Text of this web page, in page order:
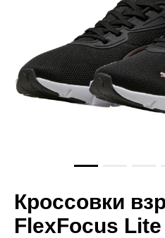
Кроссовки
FlexFocus